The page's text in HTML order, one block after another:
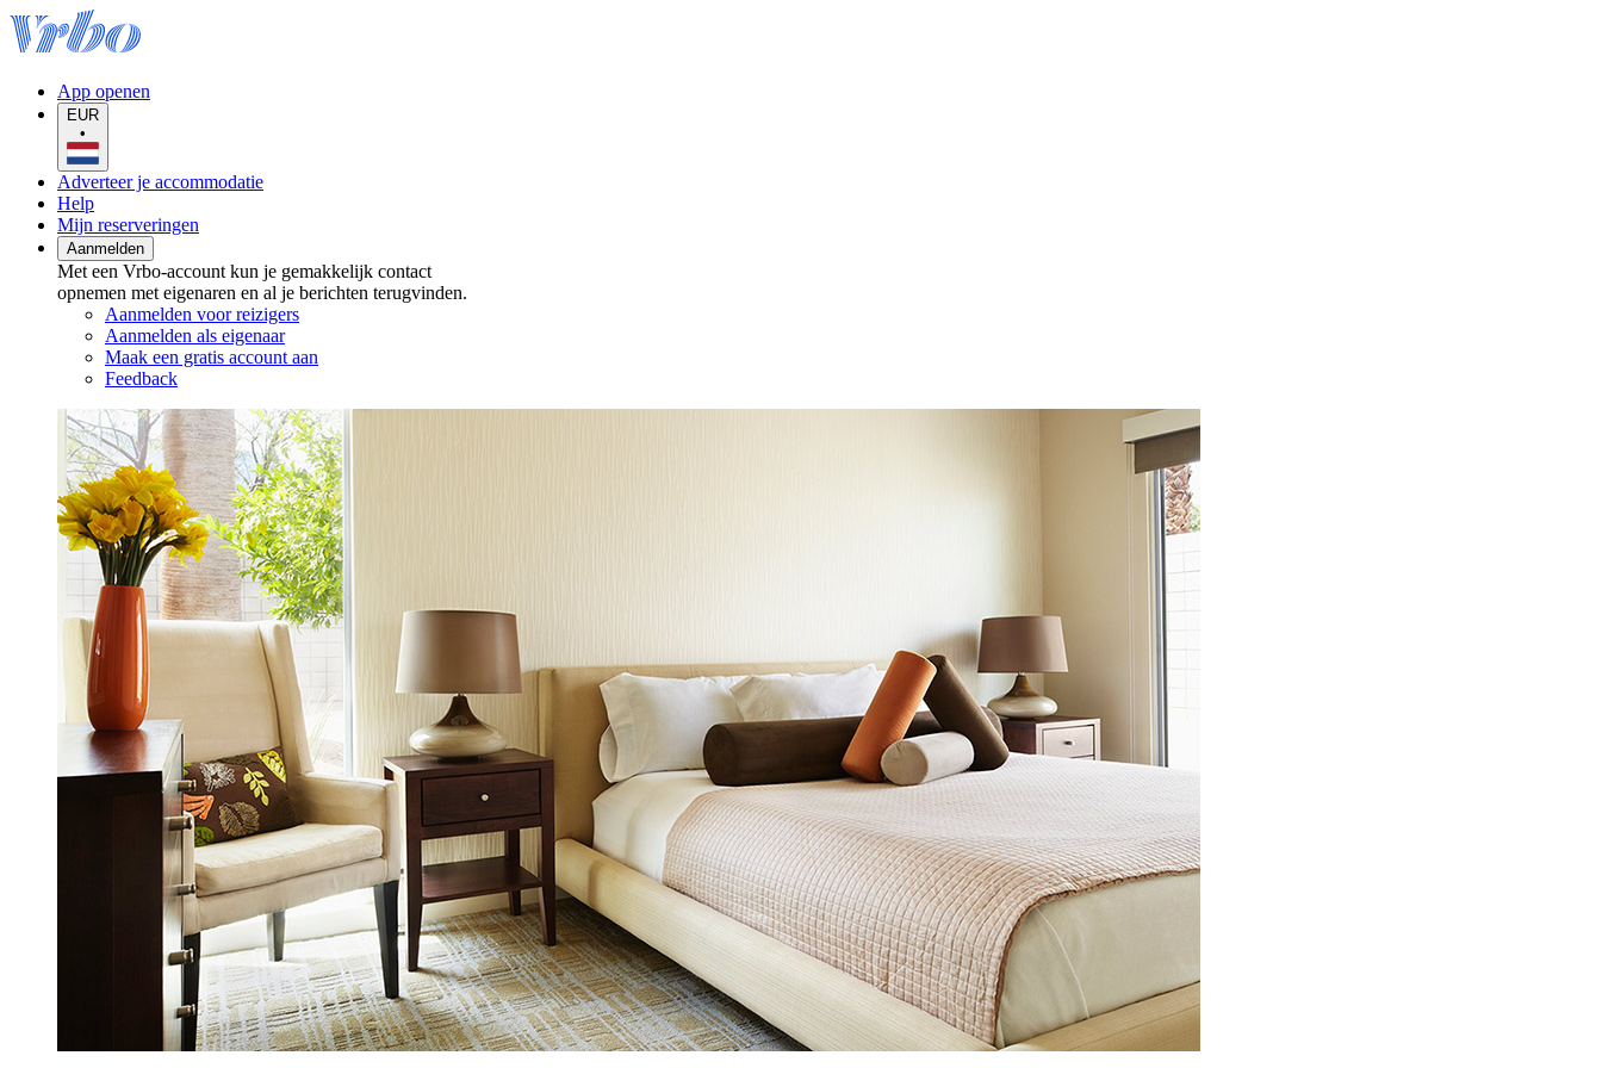
App openen
EUR
•
Adverteer je accommodatie
Help
Mijn reserveringen
Aanmelden
Met een Vrbo-account kun je gemakkelijk contact
opnemen met eigenaren en al je berichten terugvinden.
Aanmelden voor reizigers
Aanmelden als eigenaar
Maak een gratis account aan
Feedback